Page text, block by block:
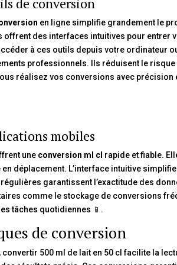
en ligne simplifie grandement le
offrent des interfaces intuitives pour entrer
à ces outils depuis votre ordinateur
professionnels. Ils réduisent le risque
réalisez vos conversions avec
mobiles
une conversion ml cl rapide et fiable.
déplacement. L’interface intuitive
garantissent l’exactitude des
comme le stockage de conversions
tâches quotidiennes 📱.
de conversion
convertir 500 ml de lait en 50 cl facilite la